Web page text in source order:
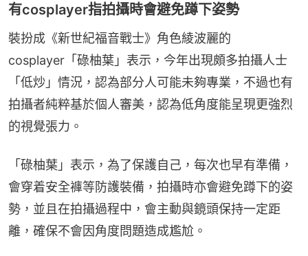
有cosplayer指拍攝時會避免蹲下姿勢
裝扮成《新世紀福音戰士》角色綾波麗的
cosplayer「碌柚葉」表示，今年出現頗多拍攝人士
「低炒」情況，認為部分人可能未夠專業，不過也有
拍攝者純粹基於個人審美，認為低角度能呈現更強烈
的視覺張力。
「碌柚葉」表示，為了保護自己，每次也早有準備，
會穿着安全褲等防護裝備，拍攝時亦會避免蹲下的姿
勢，並且在拍攝過程中，會主動與鏡頭保持一定距
離，確保不會因角度問題造成尷尬。